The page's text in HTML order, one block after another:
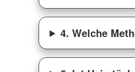
4. Welche